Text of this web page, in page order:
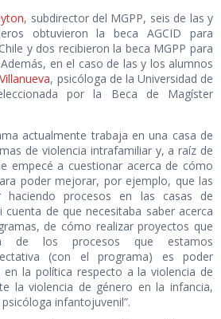
, subdirector del MGPP, seis de las y
obtuvieron la beca AGCID para
y dos recibieron la beca MGPP para
en el caso de las y los alumnos
, psicóloga de la Universidad de
por la Beca de Magíster
actualmente trabaja en una casa de
de violencia intrafamiliar y, a raíz de
empecé a cuestionar acerca de cómo
poder mejorar, por ejemplo, que las
haciendo procesos en las casas de
de que necesitaba saber acerca
de cómo realizar proyectos que
de los procesos que estamos
(con el programa) es poder
en la política respecto a la violencia de
la violencia de género en la infancia,
infantojuvenil”.